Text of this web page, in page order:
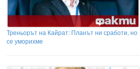
Треньорът на Кайрат: Планът ни сработи, но
се уморихме